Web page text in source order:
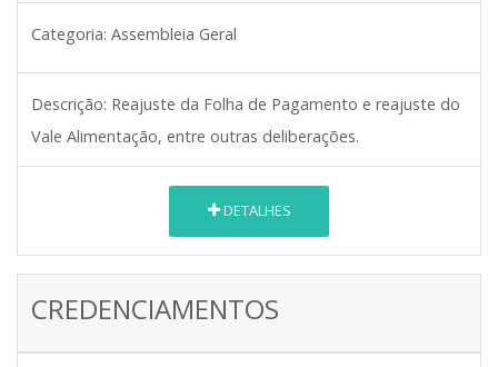
Categoria: Assembleia Geral
Descrição: Reajuste da Folha de Pagamento e reajuste do
Vale Alimentação, entre outras deliberações.
DETALHES
CREDENCIAMENTOS